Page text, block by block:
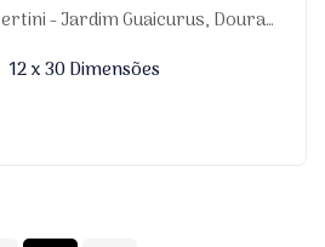
- Jardim Guaicurus, Dourados-MS
12 x 30 Dimensões